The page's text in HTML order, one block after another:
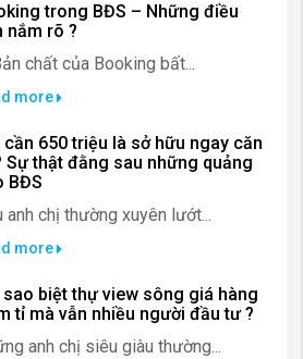
trong BĐS – Những điều
nắm rõ ?
chất của Booking bất...
more
cần 650 triệu là sở hữu ngay căn
Sự thật đằng sau những quảng
BĐS
anh chị thường xuyên lướt...
more
sao biệt thự view sông giá hàng
tỉ mà vẫn nhiều người đầu tư ?
anh chị siêu giàu thường...